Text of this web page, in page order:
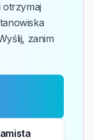
otrzymaj
zanim